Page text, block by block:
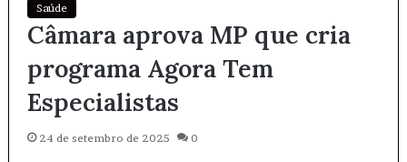
Saúde
Câmara aprova MP que cria
programa Agora Tem
Especialistas
24 de setembro de 2025 0